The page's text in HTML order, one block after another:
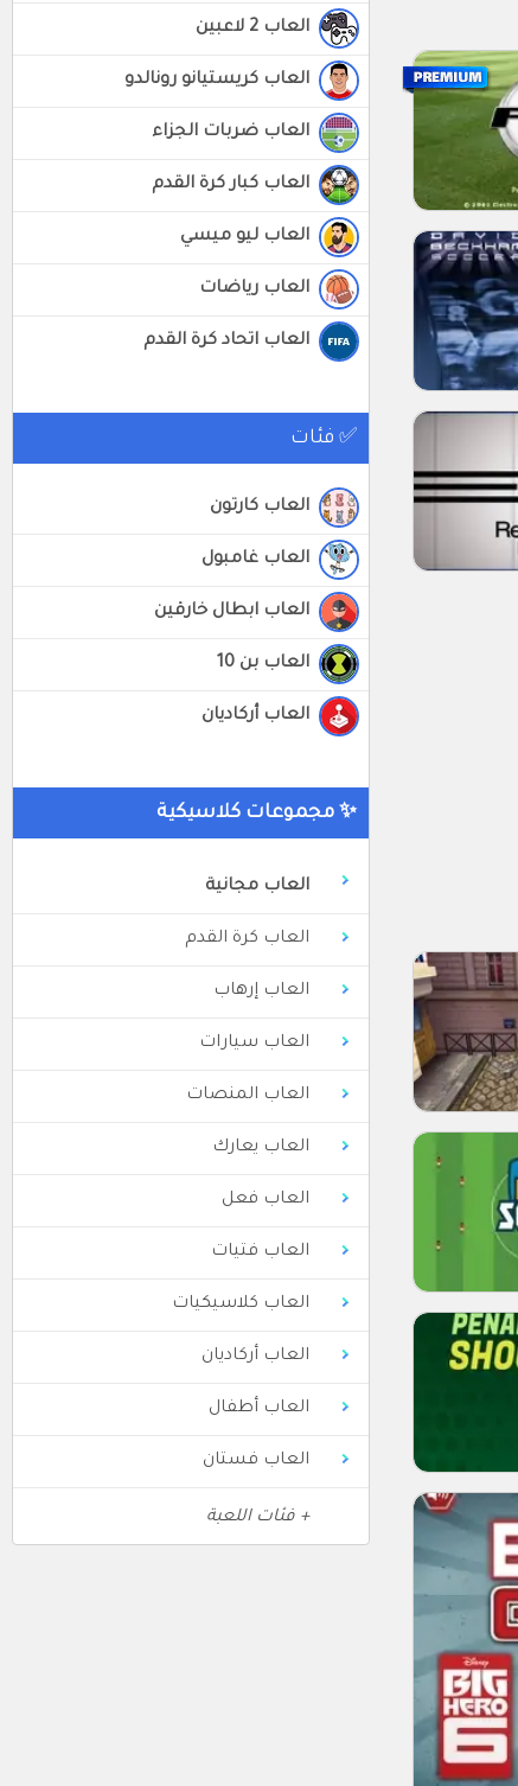
العاب 2 لاعبين
العاب كريستيانو رونالدو
العاب ضربات الجزاء
العاب كبار كرة القدم
العاب ليو ميسي
العاب رياضات
العاب اتحاد كرة القدم
✅ فئات
العاب كارتون
العاب غامبول
العاب ابطال خارقين
العاب بن 10
العاب أركاديان
✨ مجموعات كلاسيكية
العاب مجانية
العاب كرة القدم
العاب إرهاب
العاب سيارات
العاب المنصات
العاب يعارك
العاب فعل
العاب فتيات
العاب كلاسيكيات
العاب أركاديان
العاب أطفال
العاب فستان
+ فئات اللعبة